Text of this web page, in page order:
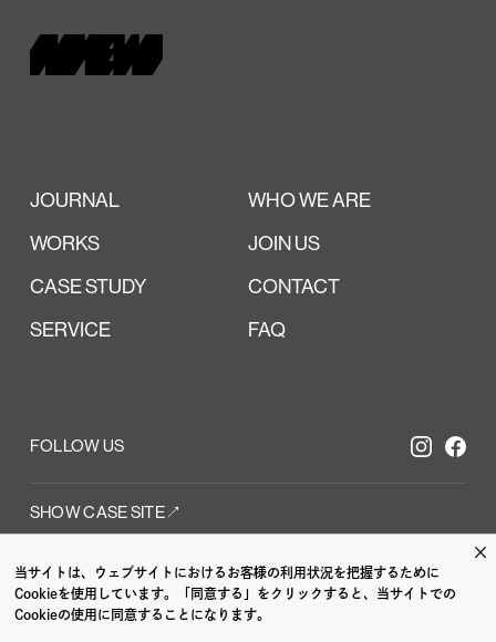
×
当サイトは、ウェブサイトにおけるお客様の利用状況を把握するために
Cookieを使用しています。「同意する」をクリックすると、当サイトでの
Cookieの使用に同意することになります。
JOURNAL
WHO WE ARE
WORKS
JOIN US
CASE STUDY
CONTACT
SERVICE
FAQ
FOLLOW US
SHOW CASE SITE↗︎
/GRAPHIC /